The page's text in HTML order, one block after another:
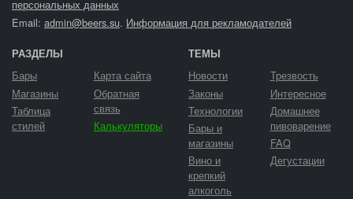
персональных данных
Email: admin@beers.su. Информация для рекламодателей
РАЗДЕЛЫ
Бары
Магазины
Таблица
стилей
Карта сайта
Обратная
связь
Калькуляторы
ТЕМЫ
Новости
Законы
Технологии
Бары и
магазины
Вино и
крепкий
алкоголь
Трезвость
Интересное
Домашнее
пивоварение
FAQ
Дегустации